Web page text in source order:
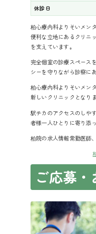
休診日
柏心療内科よりそいメン
便利な立地にあるクリニ
を支えています。
完全個室の診療スペース
シーを守りながら診察に
柏心療内科よりそいメン
新しいクリニックとなりま
駅チカのアクセスのしや
者様一人ひとりに寄り添
柏院の求人情報常勤医師
ご応募・